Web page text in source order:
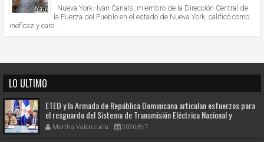
Nueva York.-Iván Canals, miembro de la Dirección Central de
la Fuerza del Pueblo en el estado de Nueva York, calificó como
ineficaz y care...
LO ULTIMO
ETED y la Armada de República Dominicana articulan esfuerzos para
el resguardo del Sistema de Transmisión Eléctrica Nacional y
fortalecimiento de capacidades.
Martha Valenzuela 2026/8/7